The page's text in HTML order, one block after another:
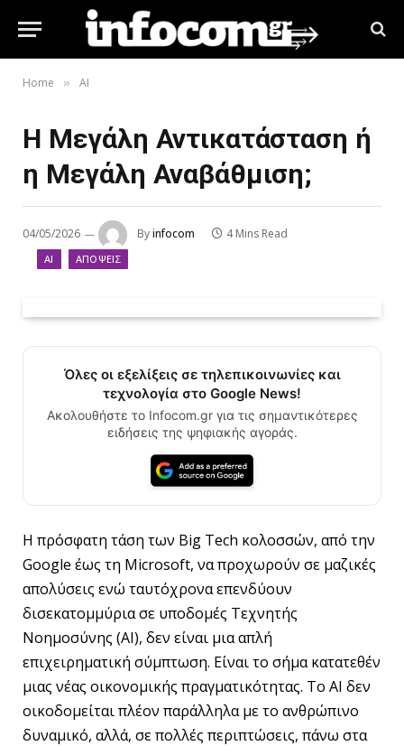
Home » AI
Η Μεγάλη Αντικατάσταση ή
η Μεγάλη Αναβάθμιση;
04/05/2026 Byinfocom 4 Mins Read
AI ΑΠΌΨΕΙΣ
Όλες οι εξελίξεις σε τηλεπικοινωνίες και
τεχνολογία στο Google News!
Ακολουθήστε το Infocom.gr για τις σημαντικότερες
ειδήσεις της ψηφιακής αγοράς.
Η πρόσφατη τάση των Big Tech κολοσσών, από την
Google έως τη Microsoft, να προχωρούν σε μαζικές
απολύσεις ενώ ταυτόχρονα επενδύουν
δισεκατομμύρια σε υποδομές Τεχνητής
Νοημοσύνης (AI), δεν είναι μια απλή
επιχειρηματική σύμπτωση. Είναι το σήμα κατατεθέν
μιας νέας οικονομικής πραγματικότητας. Το AI δεν
οικοδομείται πλέον παράλληλα με το ανθρώπινο
δυναμικό, αλλά, σε πολλές περιπτώσεις, πάνω στα